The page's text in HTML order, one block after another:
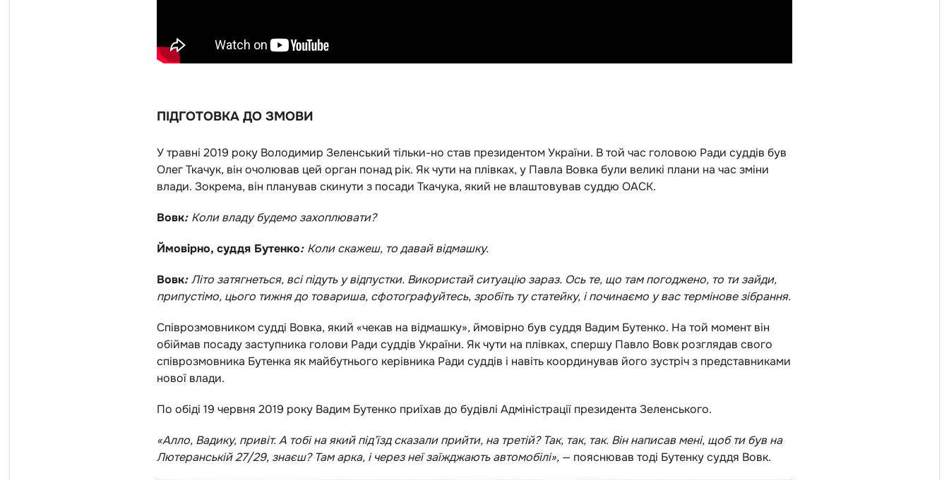
ПІДГОТОВКА ДО ЗМОВИ
У травні 2019 року Володимир Зеленський тільки-но став президентом України. В той час головою Ради суддів був
Олег Ткачук, він очолював цей орган понад рік. Як чути на плівках, у Павла Вовка були великі плани на час зміни
влади. Зокрема, він планував скинути з посади Ткачука, який не влаштовував суддю ОАСК.
Вовк: Коли владу будемо захоплювати?
Ймовірно, суддя Бутенко: Коли скажеш, то давай відмашку.
Вовк:Літо затягнеться, всі підуть у відпустки. Використай ситуацію зараз. Ось те, що там погоджено, то ти зайди,
припустімо, цього тижня до товариша, сфотографуйтесь, зробіть ту статейку, і починаємо у вас термінове зібрання.
Співрозмовником судді Вовка, який «чекав на відмашку», ймовірно був суддя Вадим Бутенко. На той момент він
обіймав посаду заступника голови Ради суддів України. Як чути на плівках, спершу Павло Вовк розглядав свого
співрозмовника Бутенка як майбутнього керівника Ради суддів і навіть координував його зустріч з представниками
нової влади.
По обіді 19 червня 2019 року Вадим Бутенко приїхав до будівлі Адміністрації президента Зеленського.
«Алло, Вадику, привіт. А тобі на який під’їзд сказали прийти, на третій? Так, так, так. Він написав мені, щоб ти був на
Лютеранській 27/29, знаєш? Там арка, і через неї заїжджають автомобілі», — пояснював тоді Бутенку суддя Вовк.